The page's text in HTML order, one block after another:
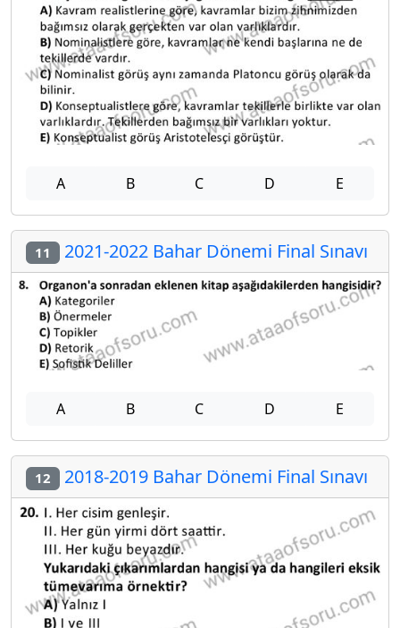
A B C D E
11 2021-2022 Bahar Dönemi Final Sınavı
A B C D E
12 2018-2019 Bahar Dönemi Final Sınavı